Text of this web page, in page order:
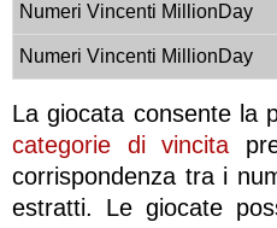
Numeri Vincenti MillionDay
Numeri Vincenti MillionDay
La giocata consente la
categorie di vincita
corrispondenza tra i
estratti. Le giocate